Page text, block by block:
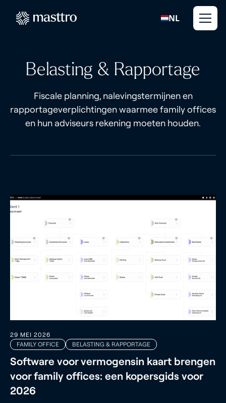
NL
Belasting & Rapportage
Fiscale planning, nalevingstermijnen en
rapportageverplichtingen waarmee family offices
en hun adviseurs rekening moeten houden.
29 MEI 2026
FAMILY OFFICE
BELASTING & RAPPORTAGE
Software voor vermogensin kaart brengen
voor family offices: een kopersgids voor
2026